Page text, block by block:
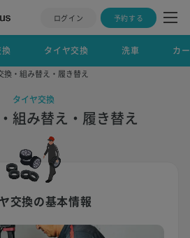
ログイン 予約する
タイヤ交換 洗車 カ
換・組み替え・履き替え
タイヤ交換
組み替え・履き替え
交換の基本情報